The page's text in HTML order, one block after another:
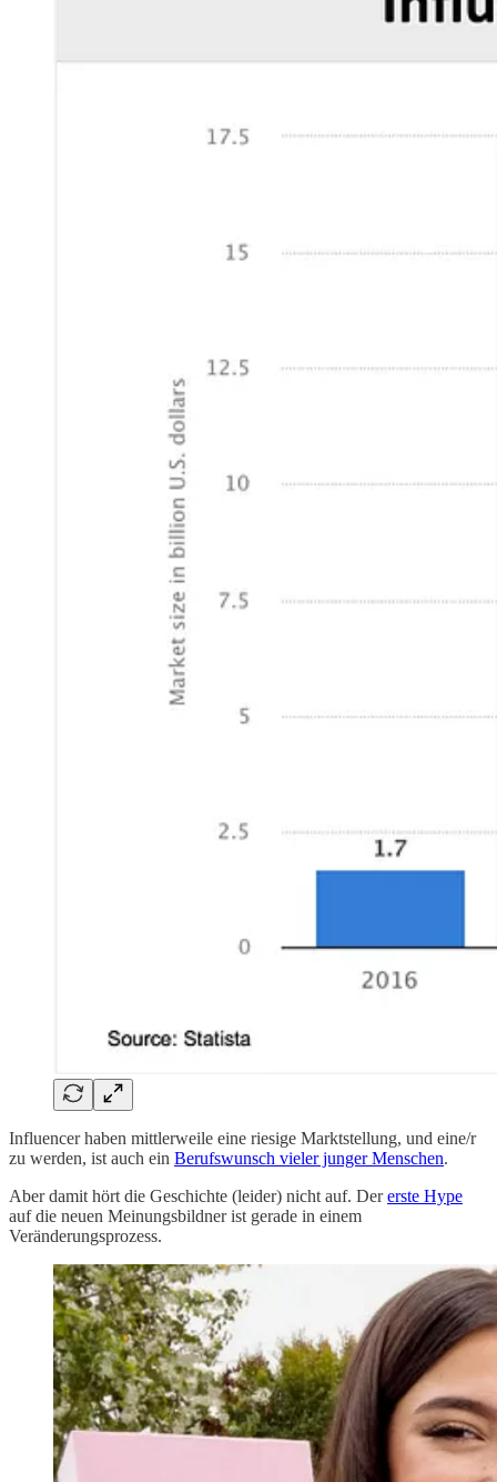
Influencer haben mittlerweile eine riesige Marktstellung, und eine/r
zu werden, ist auch ein Berufswunsch vieler junger Menschen.
Aber damit hört die Geschichte (leider) nicht auf. Dererste Hype
auf die neuen Meinungsbildner ist gerade in einem
Veränderungsprozess.